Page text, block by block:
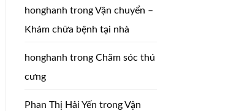
honghanh trongVận chuyển –
Khám chữa bệnh tại nhà
honghanh trong Chăm sóc thú
cưng
Phan Thị Hải Yến trongVận